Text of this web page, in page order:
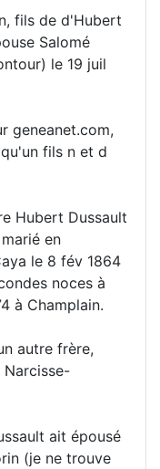
fils de d'Hubert
Salomé
le 19 juil
geneanet.com,
fils n et d
Hubert Dussault
en
le 8 fév 1864
noces à
à Champlain.
autre frère,
Narcisse-
ait épousé
(je ne trouve